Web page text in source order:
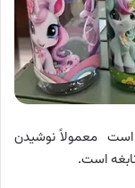
است معمولاً نوشیدن
است.